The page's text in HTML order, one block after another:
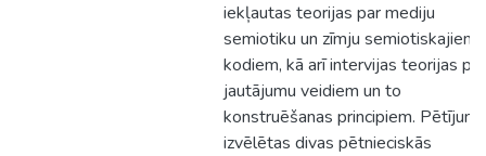
iekļautas teorijas par mediju
semiotiku un zīmju semiotiskajiem
kodiem, kā arī intervijas teorijas par
jautājumu veidiem un to
konstruēšanas principiem. Pētījumā
izvēlētas divas pētnieciskās